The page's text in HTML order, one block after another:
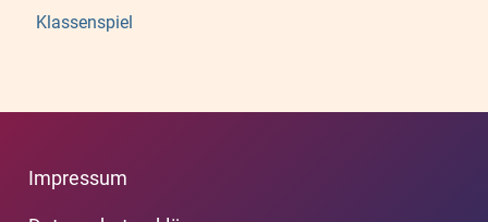
Klassenspiel
Impressum